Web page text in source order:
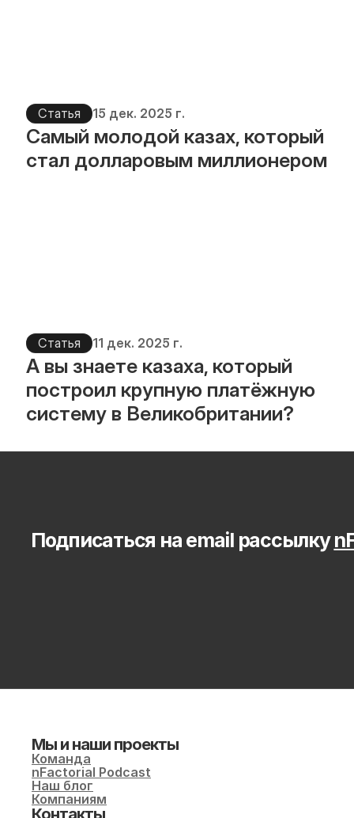
Статья 15 дек. 2025 г.
Самый молодой казах, который
стал долларовым миллионером
Статья 11 дек. 2025 г.
А вы знаете казаха, который
построил крупную платёжную
систему в Великобритании?
Подписаться на email рассылку
Мы и наши проекты
Команда
nFactorial Podcast
Наш блог
Компаниям
Контакты